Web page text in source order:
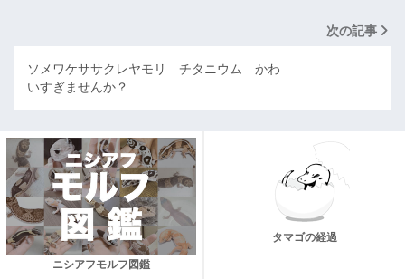
次の記事
ソメワケササクレヤモリ チタニウム かわ
いすぎませんか？
ニシアフモルフ図鑑
タマゴの経過